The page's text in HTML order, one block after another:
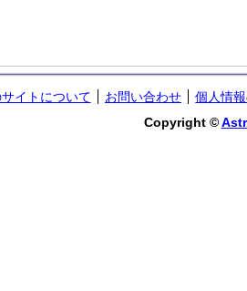
サイトについて お問い合わせ
個人情
Copyright ©